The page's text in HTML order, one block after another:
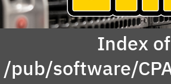
Index of
/pub/software/